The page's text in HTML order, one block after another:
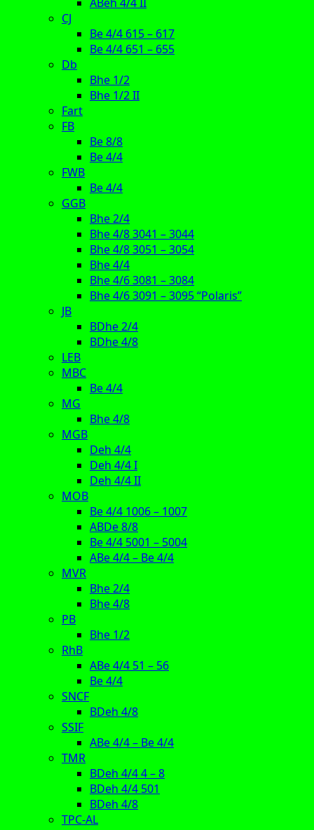
CJ
Be 4/4 615 – 617
Be 4/4 651 – 655
Db
Bhe 1/2
Bhe 1/2 II
Fart
FB
Be 8/8
Be 4/4
FWB
Be 4/4
GGB
Bhe 2/4
Bhe 4/8 3041 – 3044
Bhe 4/8 3051 – 3054
Bhe 4/4
Bhe 4/6 3081 – 3084
Bhe 4/6 3091 – 3095 “Polaris”
JB
BDhe 2/4
BDhe 4/8
LEB
MBC
Be 4/4
MG
Bhe 4/8
MGB
Deh 4/4
Deh 4/4 I
Deh 4/4 II
MOB
Be 4/4 1006 – 1007
ABDe 8/8
Be 4/4 5001 – 5004
ABe 4/4 – Be 4/4
MVR
Bhe 2/4
Bhe 4/8
PB
Bhe 1/2
RhB
ABe 4/4 51 – 56
Be 4/4
SNCF
BDeh 4/8
SSIF
ABe 4/4 – Be 4/4
TMR
BDeh 4/4 4 – 8
BDeh 4/4 501
BDeh 4/8
TPC-AL